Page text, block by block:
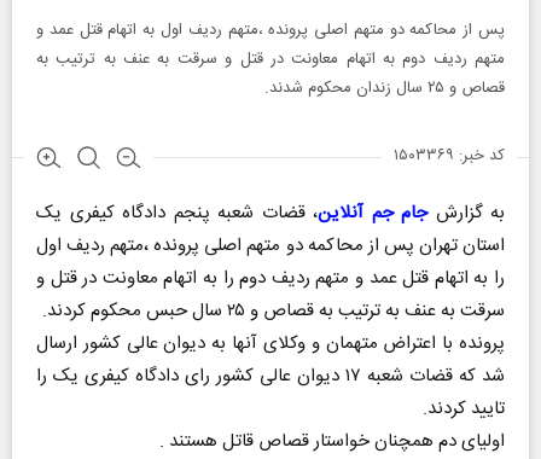
پس از محاکمه دو متهم اصلی پرونده ،متهم ردیف اول به اتهام قتل عمد و
متهم ردیف دوم به اتهام معاونت در قتل و سرقت به عنف به ترتیب به
قصاص و ۲۵ سال زندان محکوم شدند.
کد خبر: ۱۵۰۳۳۶۹
به گزارشجام جم آنلاین، قضات شعبه پنجم دادگاه کیفری یک
استان تهران پس از محاکمه دو متهم اصلی پرونده ،متهم ردیف اول
را به اتهام قتل عمد و متهم ردیف دوم را به اتهام معاونت در قتل و
سرقت به عنف به ترتیب به قصاص و ۲۵ سال حبس محکوم کردند.
پرونده با اعتراض متهمان و وکلای آنها به دیوان عالی کشور ارسال
شد که قضات شعبه ۱۷ دیوان عالی کشور رای دادگاه کیفری یک را
تایید کردند.
اولیای دم همچنان خواستار قصاص قاتل هستند .